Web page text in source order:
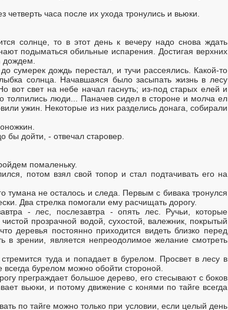
часа после их ухода тронулись и вьюки.
солнце, то в этот день к вечеру надо снова ждать
подыматься обильные испарения. Достигая верхних
сумерек дождь перестал, и тучи рассеялись. Какой-то
солнца. Начавшаяся было засыпать жизнь в лесу
вот свет на небе начал гаснуть; из-под старых елей и
толпились люди... Паначев сидел в стороне и молча ел
ужин. Некоторые из них разделись донага, собирали
бы дойти, - отвечал старовер.
помаленьку.
потом взял свой топор и стал подтачивать его на
не осталось и следа. Первым с бивака тронулся
Два стрелка помогали ему расчищать дорогу.
- лес, послезавтра - опять лес. Ручьи, которые
прозрачной водой, сухостой, валежник, покрытый
деревья постоянно приходится видеть близко перед
в зрении, является непреодолимое желание смотреть
туда и попадает в бурелом. Просвет в лесу в
бурелом можно обойти стороной.
преграждает большое дерево, его стесывают с боков
вьюки, и потому движение с конями по тайге всегда
по тайге можно только при условии, если целый день